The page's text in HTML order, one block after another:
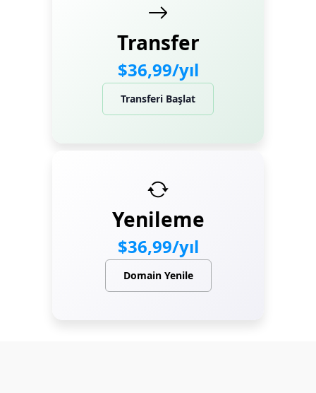
Transfer
$36,99/yıl
Transferi Başlat
Yenileme
$36,99/yıl
Domain Yenile